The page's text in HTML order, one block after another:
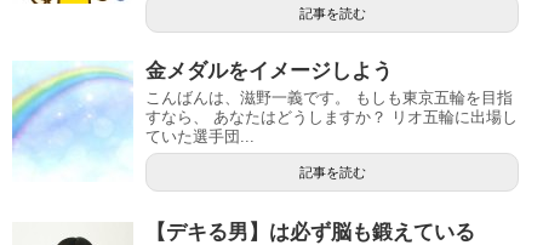
記事を読む
金メダルをイメージしよう
こんばんは、滋野一義です。 もしも東京五輪を目指
すなら、 あなたはどうしますか？ リオ五輪に出場し
ていた選手団...
記事を読む
【デキる男】は必ず脳も鍛えている